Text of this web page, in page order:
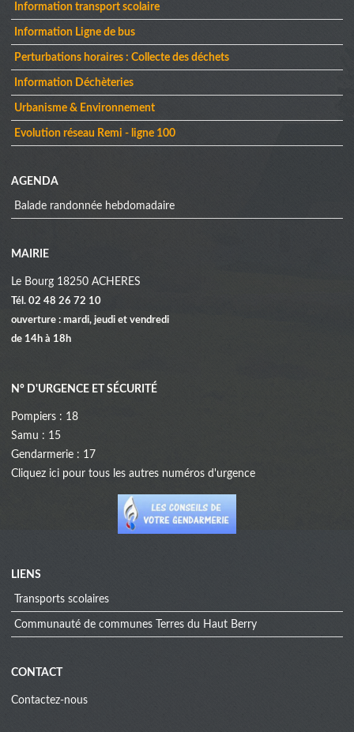
Information transport scolaire
Information Ligne de bus
Perturbations horaires : Collecte des déchets
Information Déchèteries
Urbanisme & Environnement
Evolution réseau Remi - ligne 100
AGENDA
Balade randonnée hebdomadaire
MAIRIE
Le Bourg 18250 ACHERES
Tél. 02 48 26 72 10
ouverture : mardi, jeudi et vendredi
de 14h à 18h
N° D'URGENCE ET SÉCURITÉ
Pompiers : 18
Samu : 15
Gendarmerie : 17
Cliquez ici pour tous les autres numéros d'urgence
LIENS
Transports scolaires
Communauté de communes Terres du Haut Berry
CONTACT
Contactez-nous